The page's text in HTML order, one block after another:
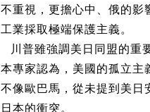
不重視，更擔心中、俄的
工業採取極端保護主義。
川普雖強調美日同盟的重
本專家認為，美國的孤立主
不像歐巴馬，從未提到美
日本的衝突。